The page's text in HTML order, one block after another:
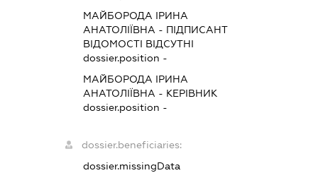
МАЙБОРОДА ІРИНА
АНАТОЛІЇВНА - ПІДПИСАНТ
ВІДОМОСТІ ВІДСУТНІ
dossier.position -
МАЙБОРОДА ІРИНА
АНАТОЛІЇВНА - КЕРІВНИК
dossier.position -
dossier.beneficiaries:
dossier.missingData